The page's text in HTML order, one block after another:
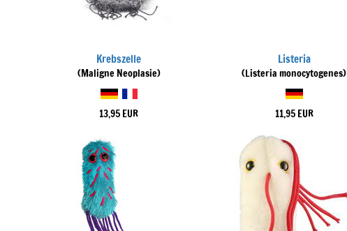
Krebszelle
(Maligne Neoplasie)
13,95 EUR
Listeria
(Listeria monocytogenes)
11,95 EUR